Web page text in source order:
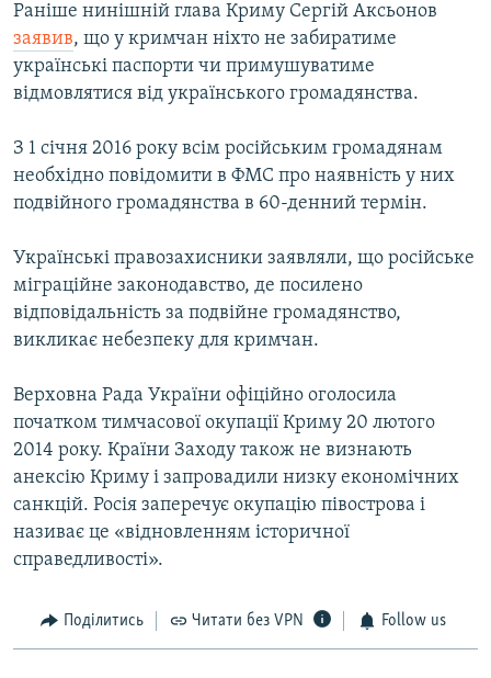
Раніше нинішній глава Криму Сергій Аксьонов
заявив, що у кримчан ніхто не забиратиме
українські паспорти чи примушуватиме
відмовлятися від українського громадянства.
З 1 січня 2016 року всім російським громадянам
необхідно повідомити в ФМС про наявність у них
подвійного громадянства в 60-денний термін.
Українські правозахисники заявляли, що російське
міграційне законодавство, де посилено
відповідальність за подвійне громадянство,
викликає небезпеку для кримчан.
Верховна Рада України офіційно оголосила
початком тимчасової окупації Криму 20 лютого
2014 року. Країни Заходу також не визнають
анексію Криму і запровадили низку економічних
санкцій. Росія заперечує окупацію півострова і
називає це «відновленням історичної
справедливості».
Поділитись Читати без VPN Follow us